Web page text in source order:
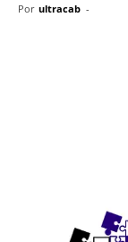
Por ultracab -